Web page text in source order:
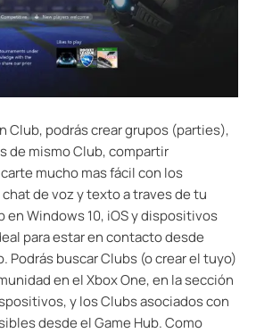
Club, podrás crear grupos (parties),
de mismo Club, compartir
mucho mas fácil con los
de voz y texto a traves de tu
en Windows 10, iOS y dispositivos
para estar en contacto desde
Podrás buscar Clubs (o crear el tuyo)
en el Xbox One, en la sección
y los Clubs asociados con
desde el Game Hub. Como